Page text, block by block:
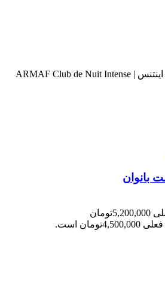
عطر آرماف کلاب د نویت اینتنس | ARMAF Club de Nuit Intense
بانوان
قیمت اصلی 5,200,000تومان
است.